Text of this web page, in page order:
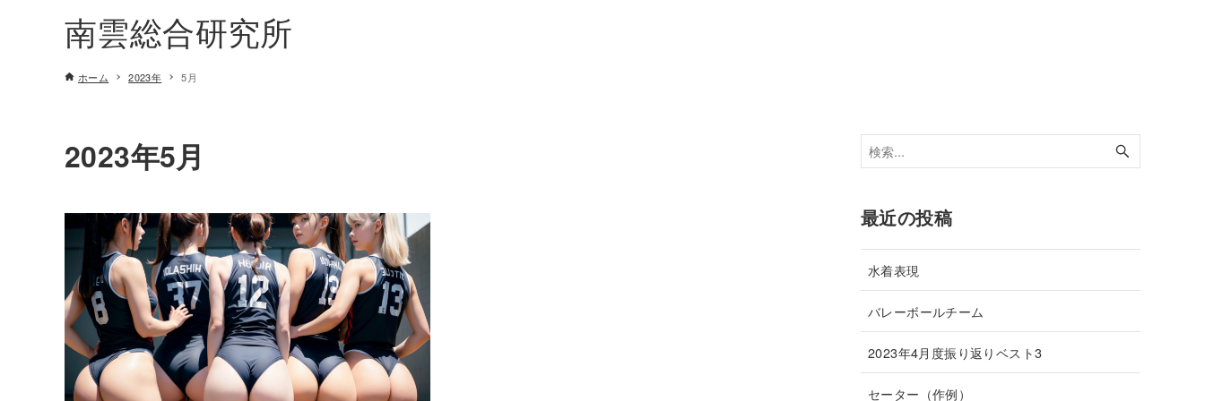
南雲総合研究所
ホーム 2023年 5月
2023年5月
最近の投稿
水着表現
バレーボールチーム
2023年4月度振り返りベスト3
セーター（作例）